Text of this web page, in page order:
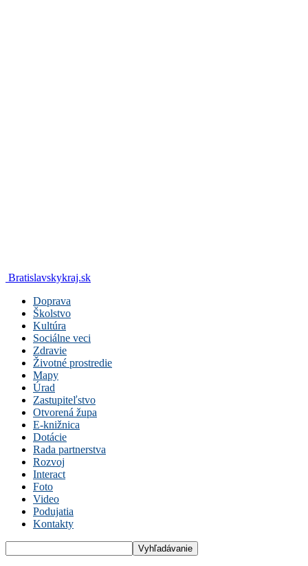
Bratislavskykraj.sk
Doprava
Školstvo
Kultúra
Sociálne veci
Zdravie
Životné prostredie
Mapy
Úrad
Zastupiteľstvo
Otvorená župa
E-knižnica
Dotácie
Rada partnerstva
Rozvoj
Interact
Foto
Video
Podujatia
Kontakty